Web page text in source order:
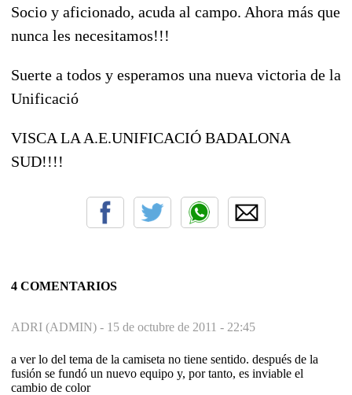
Socio y aficionado, acuda al campo. Ahora más que
nunca les necesitamos!!!
Suerte a todos y esperamos una nueva victoria de la
Unificació
VISCA LA A.E.UNIFICACIÓ BADALONA
SUD!!!!
4 COMENTARIOS
ADRI (ADMIN) - 15 de octubre de 2011 - 22:45
a ver lo del tema de la camiseta no tiene sentido. después de la
fusión se fundó un nuevo equipo y, por tanto, es inviable el
cambio de color